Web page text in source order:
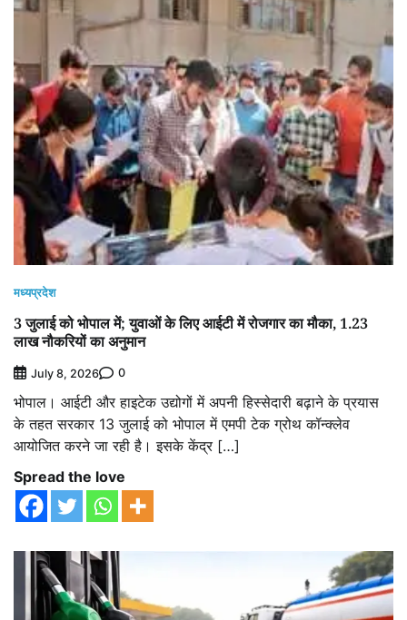
मध्यप्रदेश
3 जुलाई को भोपाल में; युवाओं के लिए आईटी में रोजगार का मौका, 1.23
लाख नौकरियों का अनुमान
July 8, 2026 0
भोपाल। आईटी और हाइटेक उद्योगों में अपनी हिस्सेदारी बढ़ाने के प्रयास
के तहत सरकार 13 जुलाई को भोपाल में एमपी टेक ग्रोथ कॉन्क्लेव
आयोजित करने जा रही है। इसके केंद्र […]
Spread the love